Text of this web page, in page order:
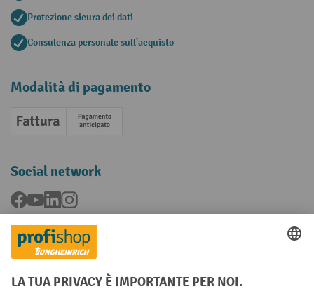
Protezione sicura dei dati
Consulenza personale sull'acquisto
Modalità di pagamento
Fattura Pagamento anticipato
Social network
Facebook
YouTubeLinkedInInstagram
Condizioni Generali di Vendita